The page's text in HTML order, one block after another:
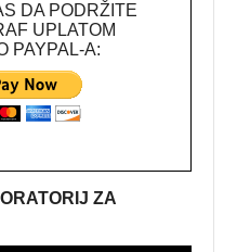
DA PODRŽITE
UPLATOM
PAYPAL-A:
ZA